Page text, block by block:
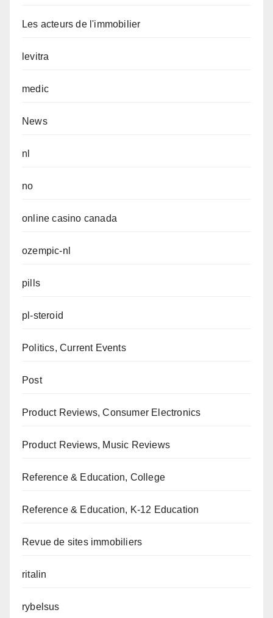
Les acteurs de l'immobilier
levitra
medic
News
nl
no
online casino canada
ozempic-nl
pills
pl-steroid
Politics, Current Events
Post
Product Reviews, Consumer Electronics
Product Reviews, Music Reviews
Reference & Education, College
Reference & Education, K-12 Education
Revue de sites immobiliers
ritalin
rybelsus